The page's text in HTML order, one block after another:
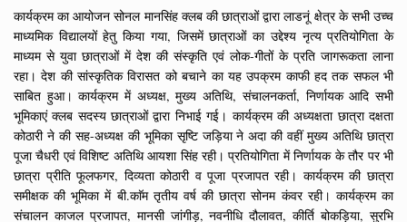
कार्यक्रम का आयोजन सोनल मानसिंह क्लब की छात्राओं द्वारा लाडनूं क्षेत्र के सभी उच्च
माध्यमिक विद्यालयों हेतु किया गया, जिसमें छात्राओं का उद्देश्य नृत्य प्रतियोगिता के
माध्यम से युवा छात्राओं में देश की संस्कृति एवं लोक-गीतों के प्रति जागरूकता लाना
रहा। देश की सांस्कृतिक विरासत को बचाने का यह उपक्रम काफी हद तक सफल भी
साबित हुआ। कार्यक्रम में अध्यक्ष, मुख्य अतिथि, संचालनकर्ता, निर्णायक आदि सभी
भूमिकाएं क्लब सदस्य छात्राओं द्वारा निभाई गई। कार्यक्रम की अध्यक्षता छात्रा दक्षता
कोठारी ने की सह-अध्यक्ष की भूमिका सृष्टि जड़िया ने अदा की वहीं मुख्य अतिथि छात्रा
पूजा चैधरी एवं विशिष्ट अतिथि आयशा सिंह रही। प्रतियोगिता में निर्णायक के तौर पर भी
छात्रा प्रीति फूलफगर, दिव्यता कोठारी व पूजा प्रजापत रही। कार्यक्रम की छात्रा
समीक्षक की भूमिका में बी.काॅम तृतीय वर्ष की छात्रा सोनम कंवर रही। कार्यक्रम का
संचालन काजल प्रजापत, मानसी जांगीड़, नवनीधि दौलावत, कीर्ति बोकड़िया, सुरभि